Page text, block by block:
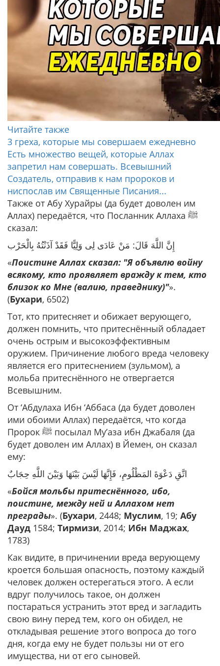
Читайте также
3 греха, которые мы совершаем ежедневно
Есть множество вещей, которые Аллах
запретил нам совершать. Всевышний
Создатель, отправив к нам пророков и
ниспослав им Священные Писания...
Также от Абу Хурайры (да будет доволен им
Аллах) передаётся, что Посланник Аллаха ﷺ
сказал:
إِنَّ اللَّهَ قَالَ: مَنْ عَادَى لِى وَلِيًّا فَقَدْ آذَنْتُهُ بِالْحَرْب
«Поистине Аллах сказал: "Я объявлю войну
всякому, кто проявляет вражду к тем, кто
близок ко Мне (валию, праведнику)"».
(Бухари, 6502)
Тот, кто притесняет и обижает верующего,
должен помнить, что притеснённый обладает
очень острым и высокоэффективным
оружием. Причинение любого вреда человеку
является его притеснением (зульмом), а
мольба притеснённого не отвергается
Всевышним.
От ‘Абдулаха Ибн ‘Аббаса (да будет доволен
ими обоими Аллах) передаётся, что когда
Пророк ﷺ посылал Му’аза ибн Джабаля (да
будет доволен им Аллах) в Йемен, он сказал
ему:
اتَّقِ دَعْوَةَ المَظْلُومِ، فَإِنَّهَا لَيْسَ بَيْنَهَا وَبَيْنَ اللَّهِ حِجَابٌ
«Бойся мольбы притеснённого, ибо,
поистине, между ней и Аллахом нет
преграды». (Бухари, 2448; Муслим, 19; Абу
Дауд 1584; Тирмизи, 2014; Ибн Маджах,
1783)
Как видите, в причинении вреда верующему
кроется большая опасность, поэтому каждый
человек должен остерегаться этого. А если
вдруг получилось такое, он должен
постараться устранить этот вред и загладить
свою вину перед тем, кого он обидел, не
откладывая решение этого вопроса до того
дня, когда ему не будет пользы ни от его
имущества, ни от его сыновей.